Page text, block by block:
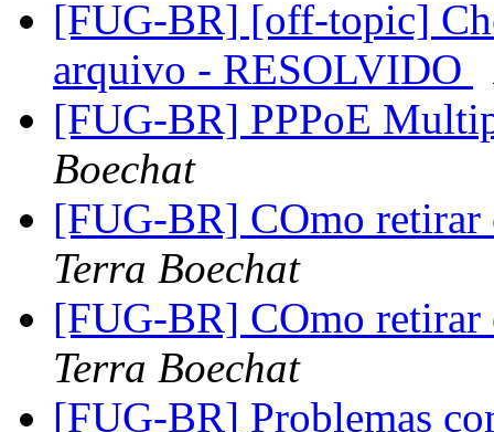
[FUG-BR] [off-topic]
arquivo - RESOLVIDO
[FUG-BR] PPPoE
Boechat
[FUG-BR] COmo retirar
Terra Boechat
[FUG-BR] COmo retirar
Terra Boechat
[FUG-BR] Problemas